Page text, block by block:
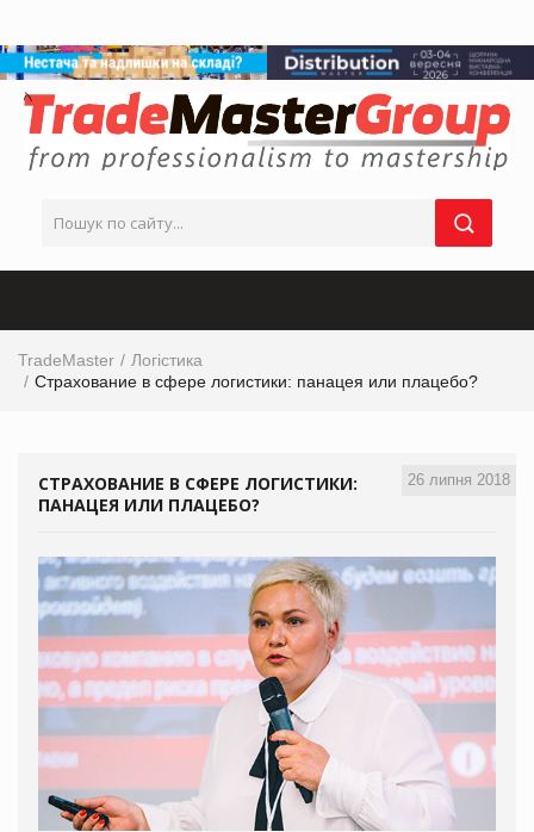
TradeMaster
Логістика
Страхование в сфере логистики: панацея или плацебо?
26 липня 2018
СТРАХОВАНИЕ В СФЕРЕ ЛОГИСТИКИ:
ПАНАЦЕЯ ИЛИ ПЛАЦЕБО?